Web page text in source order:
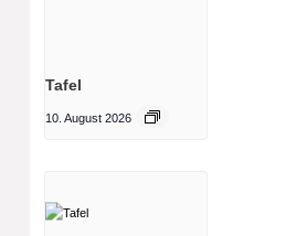
Tafel
10. August 2026